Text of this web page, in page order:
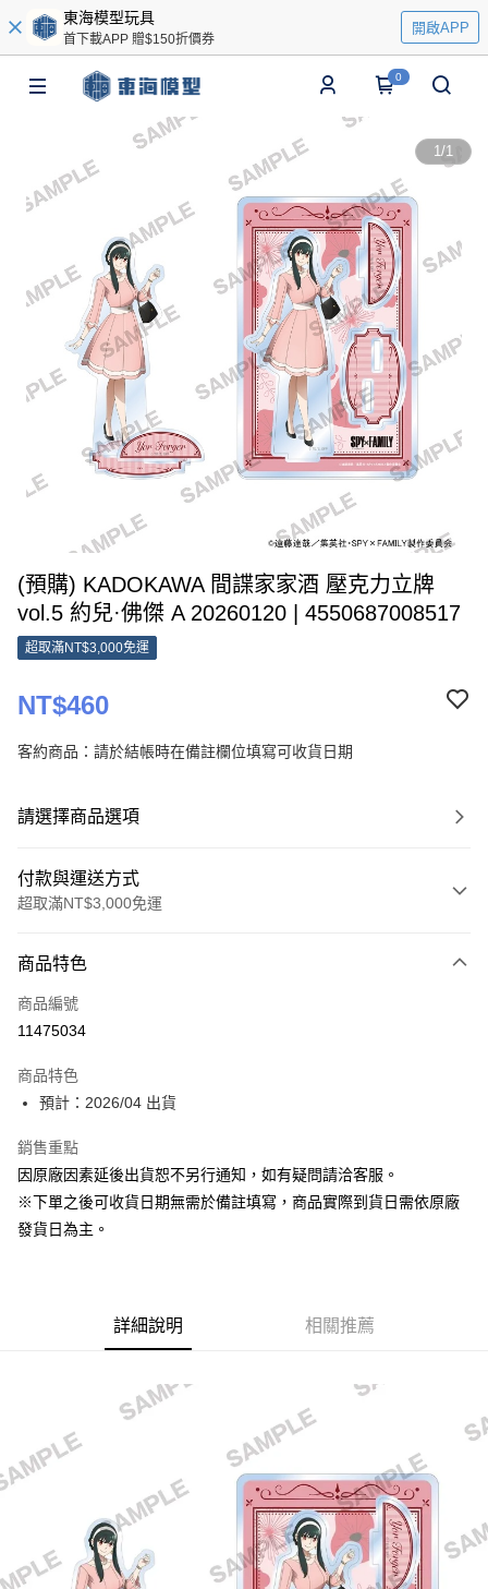
東海模型玩具
首下載APP 贈$150折價券
開啟APP
0
1/1
(預購) KADOKAWA 間諜家家酒 壓克力立牌
vol.5 約兒·佛傑 A 20260120 | 4550687008517
超取滿NT$3,000免運
NT$460
客約商品：請於結帳時在備註欄位填寫可收貨日期
請選擇商品選項
付款與運送方式
超取滿NT$3,000免運
信用卡一次付款
超商取貨付款
大哥付你分期
【大哥付你分期使用說明】
1.本服務由台灣大哥大提供，台灣大哥大用戶可立即使用無須另外申請。
流程，驗證手機門號後，選擇欲分期的期數、繳款截止日，確認付款後即完
成交易。
【繳款方式說明】
1.分期款項不併入電信帳單，「大哥付你分期」於每月結算日後寄送繳費提
2.透過簡訊連結打開帳單後，可選擇「超商條碼／台灣大直營門市／銀行轉
帳／街口支付／iPASS MONEY」等通路繳費。
【注意事項】
1.本服務係由「台灣大哥大股份有限公司」（以下簡稱本公司）所提供，讓
用戶於交易時，得透過本服務購買商品或服務，並由商店將買賣／分期付款
買賣價金債權讓與本公司後，依約使用本公司帳單繳交帳款。
2.基於同意付款使用「大哥付你分期」之契約關係目的，商店將以您的個人
資料（包含姓名、電話或地址）提供予台灣大哥大進項蒐集、處理及利用，
由本公司與您本人進行分期帳單所需資料之確認、核對及更正。
3.完整用戶服務條款，請詳閱以下連結：https://oppay.tw/userRule
ATM付款
運送方式
預購-付款後全家取貨(舊)
每筆NT$90，滿NT$3,000(含以上)免運費
預購-7-11取貨付款(舊)
每筆NT$90，滿NT$3,000(含以上)免運費
預購-付款後7-11取貨(舊)
每筆NT$90，滿NT$3,000(含以上)免運費
預購-宅配(舊)
每筆NT$120，滿NT$3,000(含以上)免運費
商品特色
商品編號
11475034
商品特色
預計：2026/04 出貨
銷售重點
因原廠因素延後出貨恕不另行通知，如有疑問請洽客服。
※下單之後可收貨日期無需於備註填寫，商品實際到貨日需依原廠
發貨日為主。
詳細說明 相關推薦